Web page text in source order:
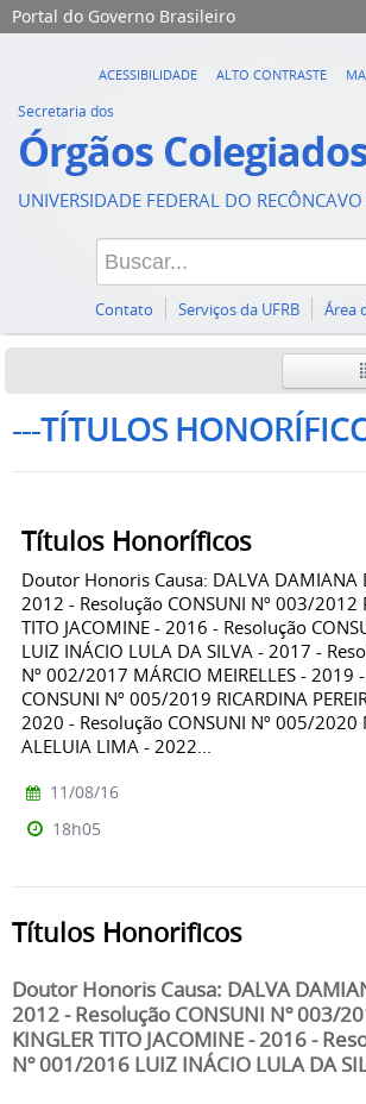
Portal do Governo Brasileiro
ACESSIBILIDADE ALTO CONTRASTE
Secretaria dos
Órgãos
UNIVERSIDADE FEDERAL DO
Contato Serviços da UFRB Área
---TÍTULOS
Títulos Honoríficos
Doutor Honoris Causa: DALVA DAMIANA
2012 - Resolução CONSUNI Nº 003/2012
TITO JACOMINE - 2016 - Resolução
LUIZ INÁCIO LULA DA SILVA - 2017 -
Nº 002/2017 MÁRCIO MEIRELLES - 2019
CONSUNI Nº 005/2019 RICARDINA
2020 - Resolução CONSUNI Nº 005/2020
ALELUIA LIMA - 2022...
11/08/16
18h05
Títulos Honorificos
Doutor Honoris Causa: DALVA
2012 - Resolução CONSUNI Nº 003/
KINGLER TITO JACOMINE - 2016 -
Nº 001/2016 LUIZ INÁCIO LULA DA